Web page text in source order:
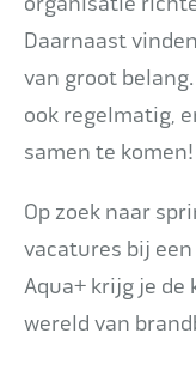
Daarnaast
van groot
ook regelmatig,
samen te komen!
Op zoek naar
vacatures bij
Aqua+ krijg je de
wereld van